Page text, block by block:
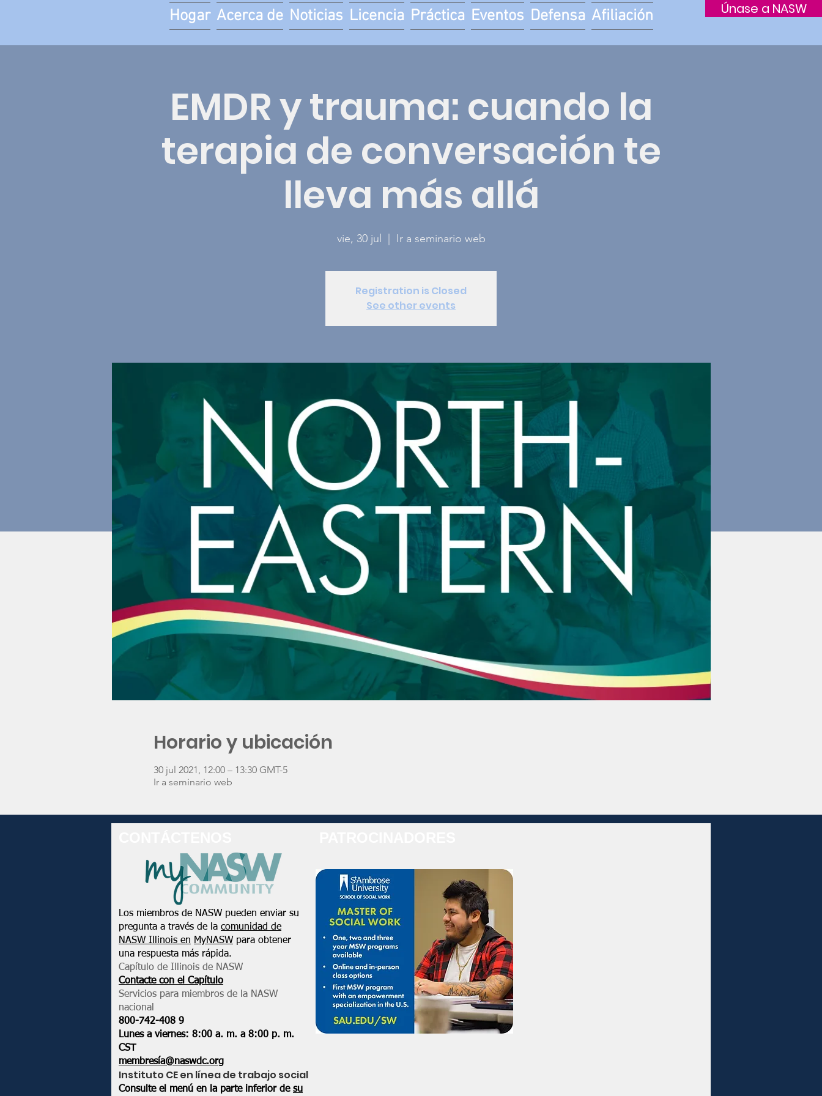
Únase a NASW
Hogar Acerca de Noticias Licencia Práctica Eventos Defensa Afiliación
EMDR y trauma: cuando la
terapia de conversación te
lleva más allá
vie, 30 jul Ir a seminario web
Registration is Closed
See other events
Horario y ubicación
30 jul 2021, 12:00 – 13:30 GMT-5
Ir a seminario web
Los miembros de NASW pueden enviar su
pregunta a través de la comunidad de
NASW Illinois en MyNASW para obtener
una respuesta más rápida.
Capítulo de Illinois de NASW
Contacte con el Capítulo
Servicios para miembros de la NASW
nacional
800-742-408 9
Lunes a viernes: 8:00 a. m. a 8:00 p. m.
CST
membresía@naswdc.org
Instituto CE en línea de trabajo social
Consulte el menú en la parte inferior de su